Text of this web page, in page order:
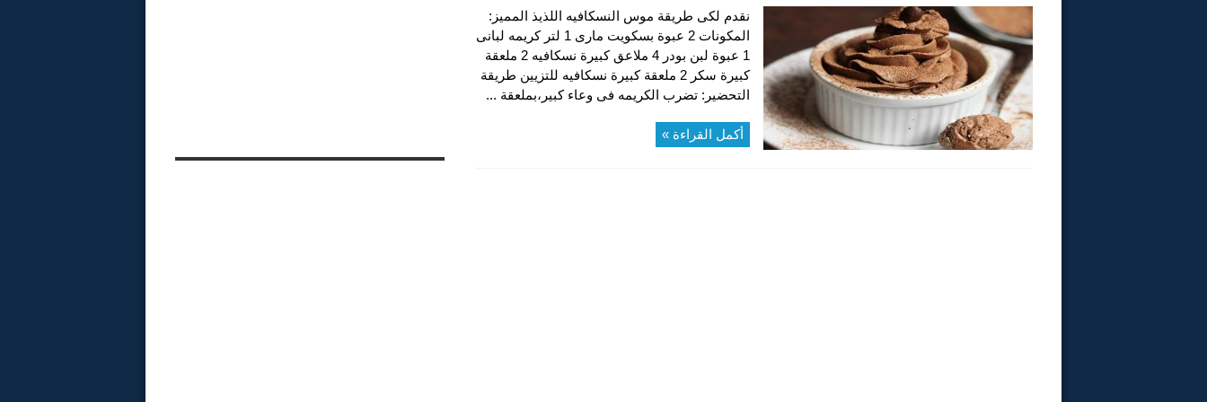
نقدم لكى طريقة موس النسكافيه اللذيذ المميز:
المكونات 2 عبوة بسكويت مارى 1 لتر كريمه لبانى
1 عبوة لبن بودر 4 ملاعق كبيرة نسكافيه 2 ملعقة
كبيرة سكر 2 ملعقة كبيرة نسكافيه للتزيين طريقة
التحضير: تضرب الكريمه فى وعاء كبير،بملعقة ...
أكمل القراءة »